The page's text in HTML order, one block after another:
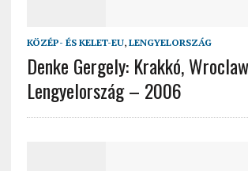
KÖZÉP- ÉS KELET-EU, LENGYELORSZÁG
Denke Gergely: Krakkó,
Lengyelország – 2006